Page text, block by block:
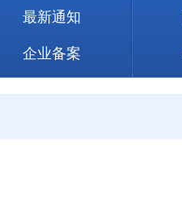
最新通知
企业备案